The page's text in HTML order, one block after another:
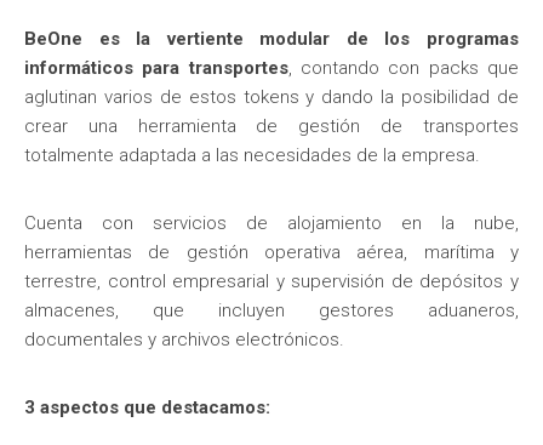
BeOne es la vertiente modular de los programas
informáticos para transportes, contando con packs que
aglutinan varios de estos tokens y dando la posibilidad de
crear una herramienta de gestión de transportes
totalmente adaptada a las necesidades de la empresa.
Cuenta con servicios de alojamiento en la nube,
herramientas de gestión operativa aérea, marítima y
terrestre, control empresarial y supervisión de depósitos y
almacenes, que incluyen gestores aduaneros,
documentales y archivos electrónicos.
3 aspectos que destacamos: